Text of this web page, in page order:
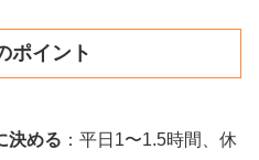
ポイント
決める ：平日1〜1.5時間、休